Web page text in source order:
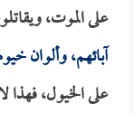
على الموت،
آبائهم، وألوان
على الخيول، فهذا